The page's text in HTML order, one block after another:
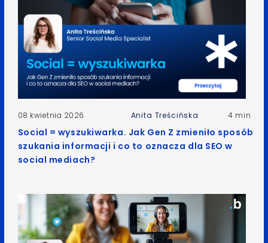
08 kwietnia 2026 Anita Treścińska 4 min
Social = wyszukiwarka. Jak Gen Z zmieniło sposób
szukania informacji i co to oznacza dla SEO w
social mediach?